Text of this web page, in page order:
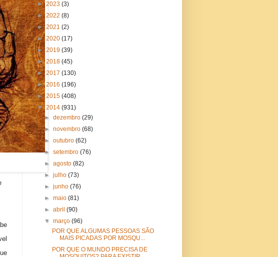
►2023 (3)
►2022 (8)
►2021 (2)
►2020 (17)
►2019 (39)
►2018 (45)
►2017 (130)
►2016 (196)
►2015 (408)
▼2014 (931)
►dezembro(29)
►novembro(68)
►outubro(62)
►setembro(76)
►agosto(82)
►julho(73)
►junho(76)
►maio(81)
►abril(90)
▼março(96)
POR QUE ALGUMAS PESSOAS SÃO
MAIS PICADAS POR MOSQU...
POR QUE O MUNDO PRECISA DE